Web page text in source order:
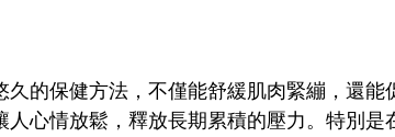
久的保健方法，不僅能舒緩肌肉緊繃，還能
人心情放鬆，釋放長期累積的壓力。特別是